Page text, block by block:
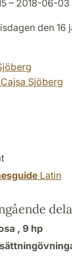
– 2018-06-03
den 16
Cajsa Sjöberg
Latin
, 9 hp